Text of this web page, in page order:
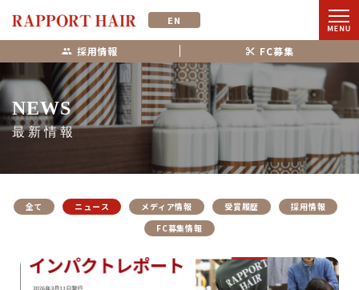
EN
採用情報 FC募集
NEWS
最新情報
全て ニュース メディア情報 受賞履歴
採用情報
FC募集情報